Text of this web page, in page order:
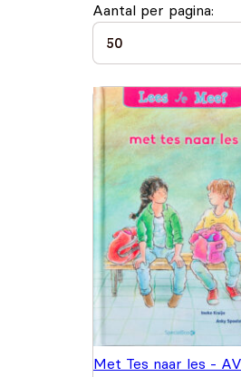
Aantal per pagina:
Met Tes naar les -